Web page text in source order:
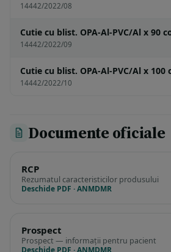
14442/2022/08
Cutie cu blist. OPA-Al-PVC/Al x 90
14442/2022/09
Cutie cu blist. OPA-Al-PVC/Al x
14442/2022/10
Documente oficiale
RCP
Rezumatul caracteristicilor produsului
Deschide PDF · ANMDMR
Prospect
Prospect — informații pentru pacient
Deschide PDF · ANMDMR